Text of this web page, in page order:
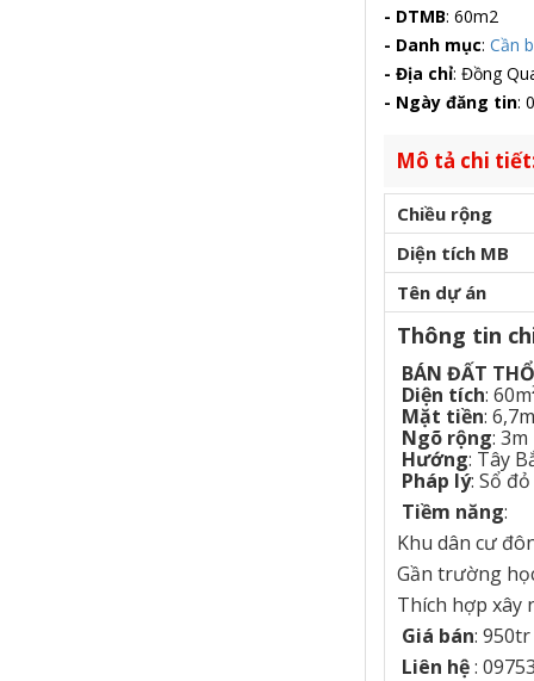
- DTMB: 60m2
- Danh mục: Cần
- Địa chỉ: Đồng
- Ngày đăng tin:
Mô tả chi
Chiều rộng
Diện tích MB
Tên dự án
Thông tin
BÁN ĐẤT
Diện tích:
Mặt tiền:
Ngõ rộng:
Hướng: Tây
Pháp lý: Sổ
Tiềm năng:
Khu dân cư
Gần trường
Thích hợp xây
Giá bán: 950tr
Liên hệ: